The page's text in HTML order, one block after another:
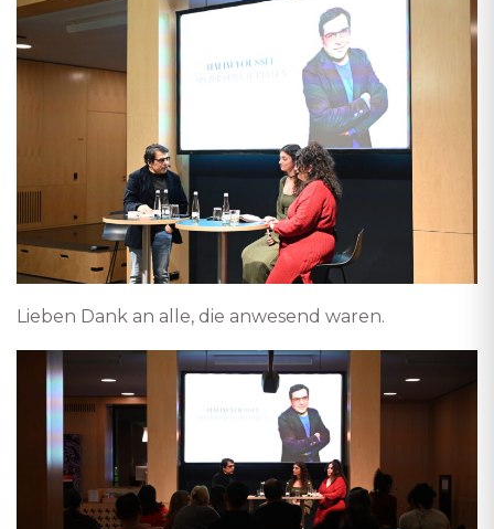
Lieben Dank an alle, die anwesend waren.